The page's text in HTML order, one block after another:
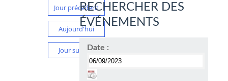
Jour précédent
Aujourd'hui
Jour suivant
RECHERCHER DES
ÉVÉNEMENTS
Date :